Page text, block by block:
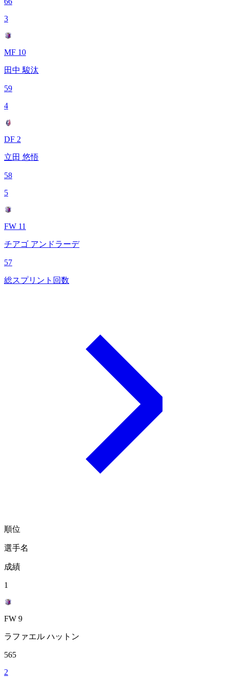
3
MF 10
田中 駿汰
59
4
DF 2
立田 悠悟
58
5
FW 11
チアゴ アンドラーデ
57
総スプリント回数
順位
選手名
成績
1
FW 9
ラファエル ハットン
565
2